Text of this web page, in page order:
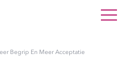
Begrip En Meer Acceptatie